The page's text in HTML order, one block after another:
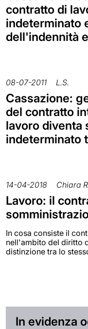
contratto di
indeterminato
dell'indennità
08-07-2011 L.S.
Cassazione:
del contratto
lavoro diventa
indeterminato
14-04-2018 Chiara
Lavoro: il
In cosa consiste il
nell'ambito del diritto
distinzione tra lo
In evidenza